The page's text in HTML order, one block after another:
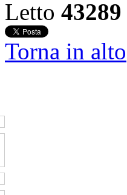
Letto 43289
Torna in alto